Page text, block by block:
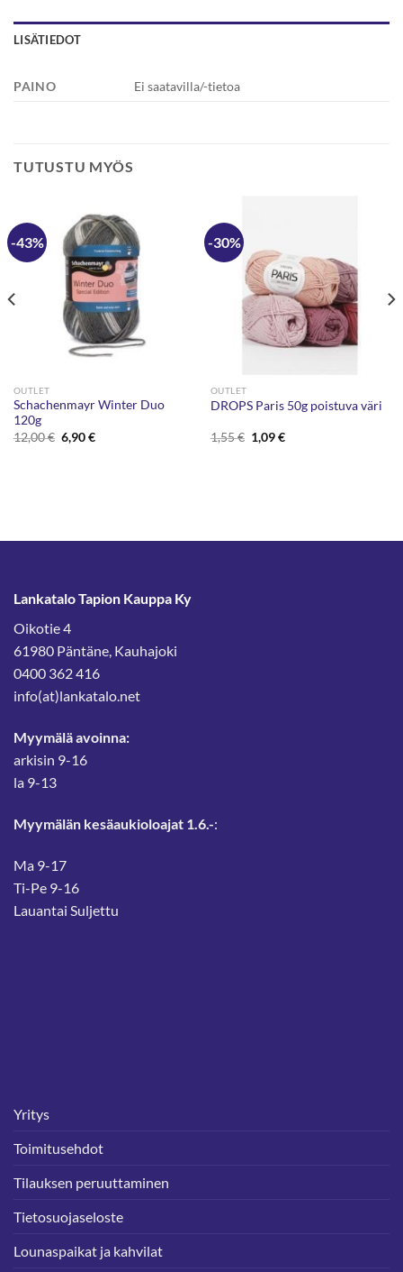
LISÄTIEDOT
PAINO Ei saatavilla/-tietoa
TUTUSTU MYÖS
-43%
OUTLET
Schachenmayr Winter Duo
120g
12,00€ Alkuperäinen
hinta
6,90€Nykyinen
-30%
OUTLET
DROPS Paris 50g poistuva väri
1,55€ Alkuperäinen
hinta
1,09€Nykyinen
Lankatalo Tapion Kauppa Ky
Oikotie 4
61980 Päntäne, Kauhajoki
0400 362 416
info(at)lankatalo.net
Myymälä avoinna:
arkisin 9-16
la 9-13
Myymälän kesäaukioloajat 1.6.-:
Ma 9-17
Ti-Pe 9-16
Lauantai Suljettu
Yritys
Toimitusehdot
Tilauksen peruuttaminen
Tietosuojaseloste
Lounaspaikat ja kahvilat